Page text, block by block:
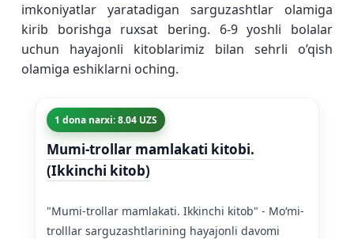
imkoniyatlar yaratadigan sarguzashtlar olamiga
kirib borishga ruxsat bering. 6-9 yoshli bolalar
uchun hayajonli kitoblarimiz bilan sehrli o’qish
olamiga eshiklarni oching.
1 dona narxi: 8.04 UZS
Mumi-trollar mamlakati kitobi.
(Ikkinchi kitob)
"Mumi-trollar mamlakati. Ikkinchi kitob" - Moʻmi-
trolllar sarguzashtlarining hayajonli davomi